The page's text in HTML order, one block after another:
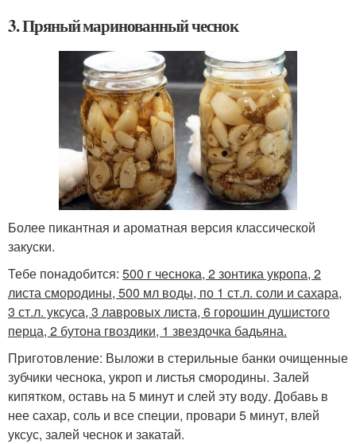
3. Пряный маринованный чеснок
Более пикантная и ароматная версия классической
закуски.
Тебе понадобится: 500 г чеснока, 2 зонтика укропа, 2
листа смородины, 500 мл воды, по 1 ст.л. соли и сахара,
3 ст.л. уксуса, 3 лавровых листа, 6 горошин душистого
перца, 2 бутона гвоздики, 1 звездочка бадьяна.
Приготовление: Выложи в стерильные банки очищенные
зубчики чеснока, укроп и листья смородины. Залей
кипятком, оставь на 5 минут и слей эту воду. Добавь в
нее сахар, соль и все специи, провари 5 минут, влей
уксус, залей чеснок и закатай.